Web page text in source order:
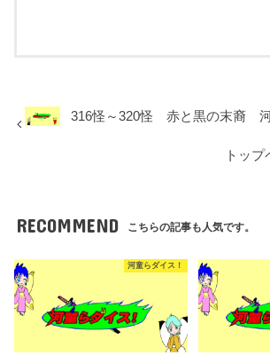
316怪～320怪 赤と黒の末裔 河
トッ
RECOMMEND こちらの記事も人気です。
河童らダイス！